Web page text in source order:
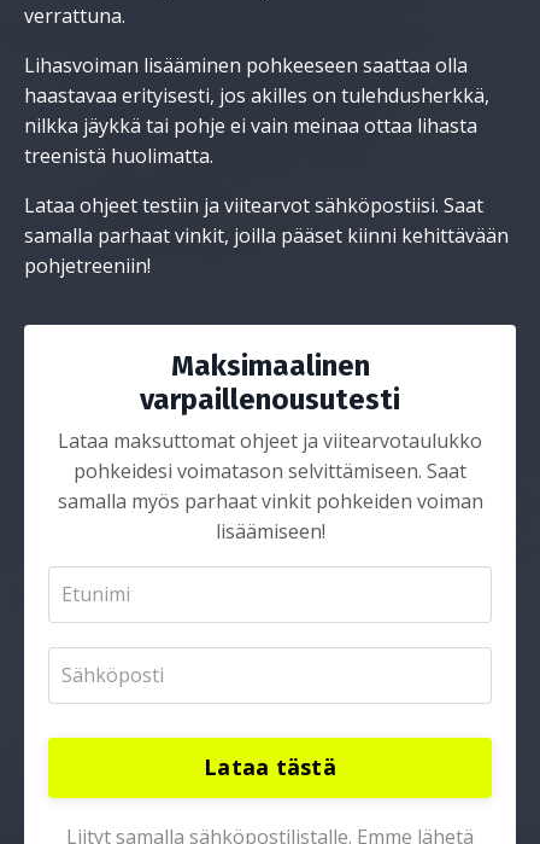
verrattuna.
Lihasvoiman lisääminen pohkeeseen saattaa olla
haastavaa erityisesti, jos akilles on tulehdusherkkä,
nilkka jäykkä tai pohje ei vain meinaa ottaa lihasta
treenistä huolimatta.
Lataa ohjeet testiin ja viitearvot sähköpostiisi. Saat
samalla parhaat vinkit, joilla pääset kiinni kehittävään
pohjetreeniin!
Maksimaalinen
varpaillenousutesti
Lataa maksuttomat ohjeet ja viitearvotaulukko
pohkeidesi voimatason selvittämiseen. Saat
samalla myös parhaat vinkit pohkeiden voiman
lisäämiseen!
Lataa tästä
Liityt samalla sähköpostilistalle. Emme lähetä